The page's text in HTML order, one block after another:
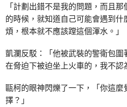
「計劃出錯不是我的問題，而且
的時候，就知道自己可能會遇到
煩，根本就不應該蹚這個渾水。」
凱瀾反駁：「他被武裝的警衛包
在脅迫下被迫坐上火車的，我不認
甌柯的眼神閃爍了一下，「你這
擇？」